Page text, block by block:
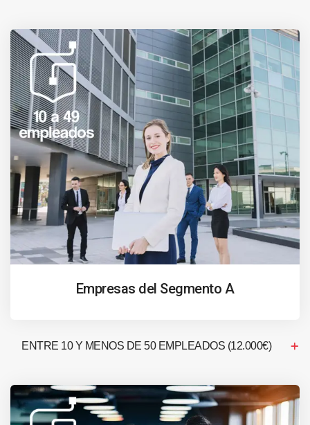
Empresas del Segmento A
ENTRE 10 Y MENOS DE 50 EMPLEADOS (12.000€)